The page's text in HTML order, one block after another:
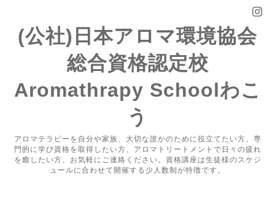
(公社)日本アロマ環境協会
総合資格認定校
Aromathrapy Schoolわこ
う
アロマテラピーを自分や家族、大切な誰かのために役立てたい方、専
門的に学び資格を取得したい方、アロマトリートメントで日々の疲れ
を癒したい方、お気軽にご連絡ください。資格講座は生徒様のスケジ
ュールに合わせて開催する少人数制が特徴です。